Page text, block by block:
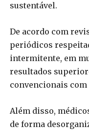
sustentável.
De acordo com
periódicos
intermitente, em
resultados
convencionais
Além disso,
de forma